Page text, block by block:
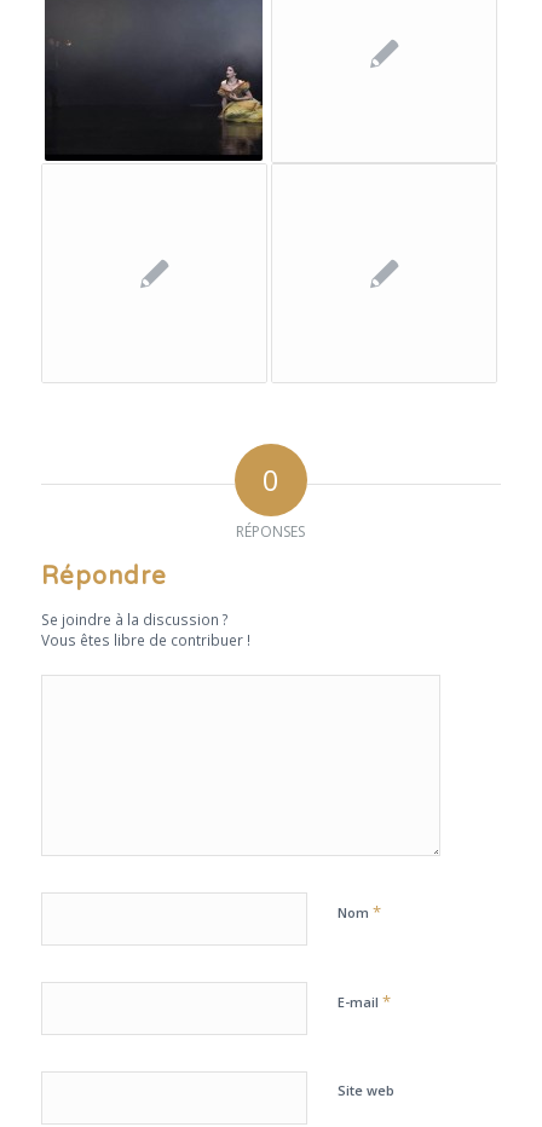
0
RÉPONSES
Répondre
Se joindre à la discussion ?
Vous êtes libre de contribuer !
Nom *
E-mail *
Site web